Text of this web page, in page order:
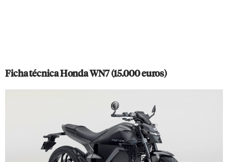
Ficha técnica Honda WN7 (15.000 euros)